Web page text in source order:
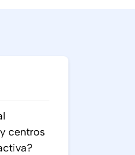
centros